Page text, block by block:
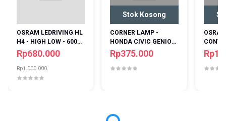
OSRAM LEDRIVING HL
H4 - HIGH LOW - 6000K
PUTIH - 20 WATT
Rp680.000
Rp1.000.000
Stok Kosong
CORNER LAMP -
HONDA CIVIC GENIO
1992-1995 - BLACK
JDM
Rp375.000
-